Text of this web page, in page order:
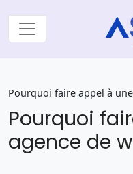
Pourquoi faire appel à
Pourquoi
agence de